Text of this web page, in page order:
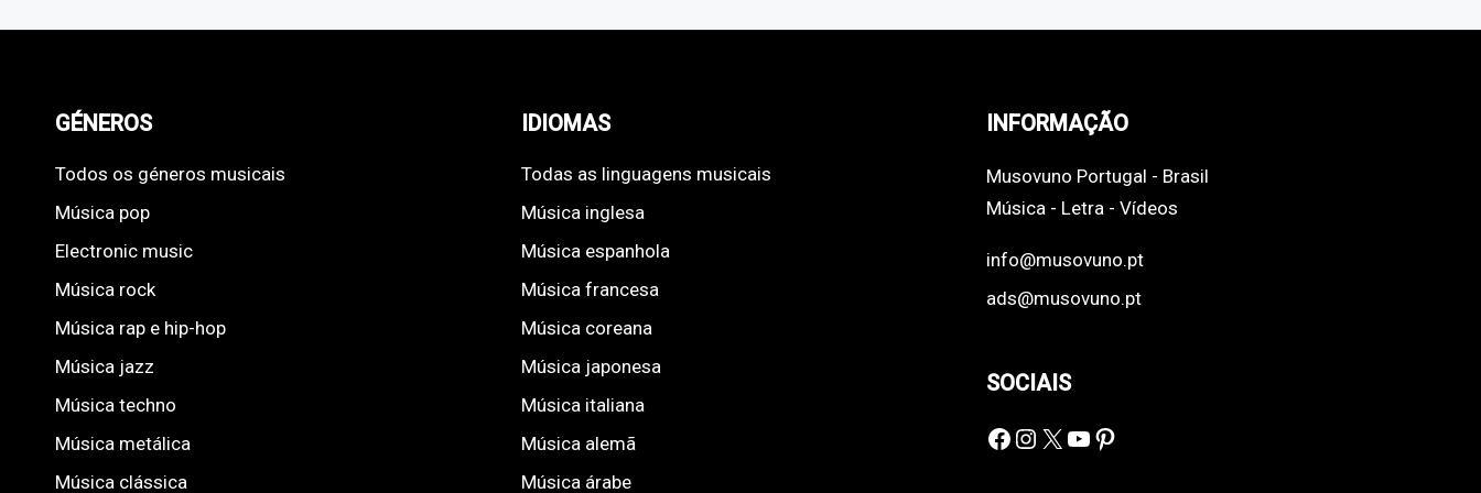
GÉNEROS
Todos os géneros musicais
Música pop
Electronic music
Música rock
Música rap e hip-hop
Música jazz
Música techno
Música metálica
Música clássica
IDIOMAS
Todas as linguagens musicais
Música inglesa
Música espanhola
Música francesa
Música coreana
Música japonesa
Música italiana
Música alemã
Música árabe
INFORMAÇÃO
Musovuno Portugal - Brasil
Música - Letra - Vídeos
info@musovuno.pt
ads@musovuno.pt
SOCIAIS
Facebook
Instagram
X YouTube
Pinterest